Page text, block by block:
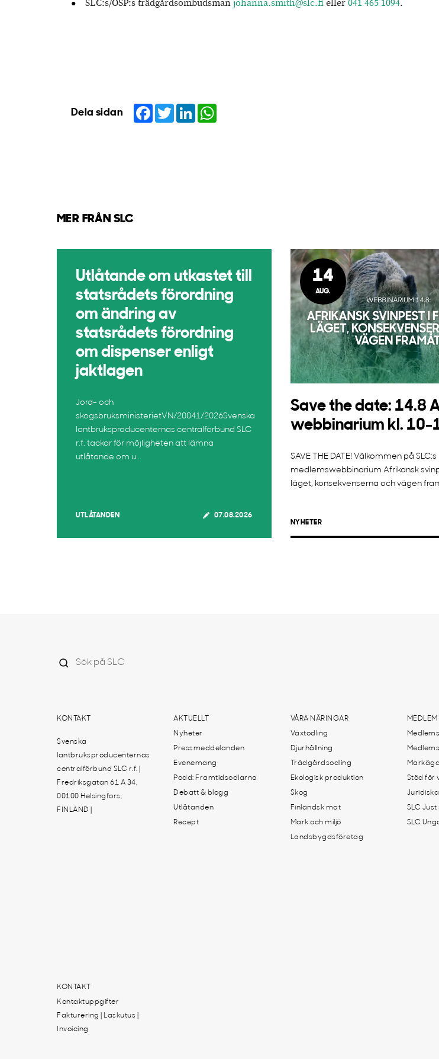
SLC:s/ÖSP:s trädgårdsombudsmanjohanna.smith@slc.fieller041 465 1094.
Dela sidan Facebook
TwitterLinkedIn
MER FRÅN SLC
Utlåtande om utkastet till
statsrådets förordning
om ändring av
statsrådets förordning
om dispenser enligt
jaktlagen
Jord- och
skogsbruksministerietVN/20041/2026Svenska
lantbruksproducenternas centralförbund SLC
r.f. tackar för möjligheten att lämna
utlåtande om u...
UTLÅTANDEN 07.08.2026
14
AUG.
Save the date: 14.8
webbinarium kl. 10-
SAVE THE DATE! Välkommen på SLC:s
medlemswebbinarium Afrikansk
läget, konsekvenserna och vägen
NYHETER
KONTAKT
Svenska
lantbruksproducenternas
centralförbund SLC r.f. |
Fredriksgatan 61 A 34,
00100 Helsingfors,
FINLAND |
AKTUELLT
Nyheter
Pressmeddelanden
Evenemang
Podd: Framtidsodlarna
Debatt & blogg
Utlåtanden
Recept
VÅRA NÄRINGAR
Växtodling
Djurhållning
Trädgårdsodling
Ekologisk produktion
Skog
Finländsk mat
Mark och miljö
Landsbygdsföretag
MEDLEM
Stöd för
SLC Just
SLC
KONTAKT
Kontaktuppgifter
Fakturering | Laskutus |
Invoicing